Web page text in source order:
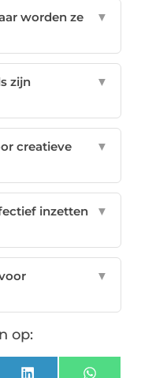
worden ze
▼
zijn
▼
creatieve
▼
inzetten
▼
▼
op: